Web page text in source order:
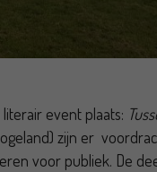
event plaats:
zijn er
voor publiek. De